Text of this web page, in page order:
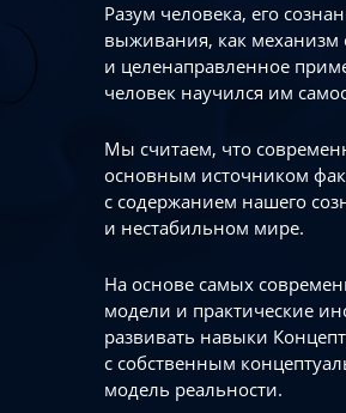
Разум человека, его
выживания, как механизм
и целенаправленное
человек научился им
Мы считаем, что
основным источником
с содержанием нашего
и нестабильном мире.
На основе самых
модели и практические
развивать навыки
с собственным
модель реальности.